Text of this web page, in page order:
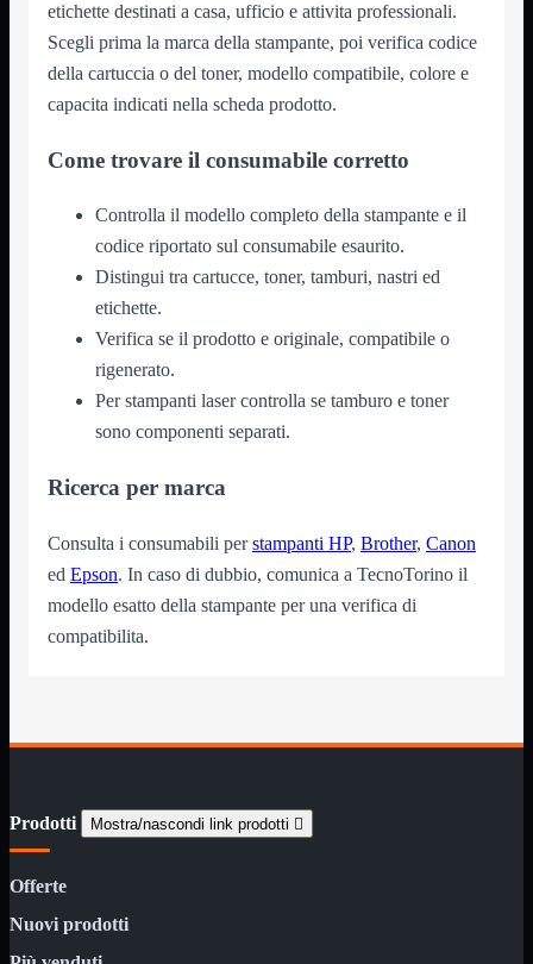
PC
Tablet
USB 
Notebook
APPLE
DELL
HP
IBM/LENOVO
MICROSOFT
SAMSUNG
TOSHIBA
PCMostra tutti i prodotti
ATX Certificati
MICRO-ATX
12Volt
220Volt
PuliziaMostra tutti i prodotti
Docking Station
Lettore di Memorie
Lettori Barcode
etichette destinati a casa, ufficio e attivita professionali.
Scegli prima la marca della stampante, poi verifica codice
della cartuccia o del toner, modello compatibile, colore e
capacita indicati nella scheda prodotto.
Come trovare il consumabile corretto
Controlla il modello completo della stampante e il
codice riportato sul consumabile esaurito.
Distingui tra cartucce, toner, tamburi, nastri ed
etichette.
Verifica se il prodotto e originale, compatibile o
rigenerato.
Per stampanti laser controlla se tamburo e toner
sono componenti separati.
Ricerca per marca
Consulta i consumabili perstampanti HP, Brother, Canon
ed Epson. In caso di dubbio, comunica a TecnoTorino il
modello esatto della stampante per una verifica di
compatibilita.
Prodotti Mostra/nascondi link prodotti 
Offerte
Nuovi prodotti